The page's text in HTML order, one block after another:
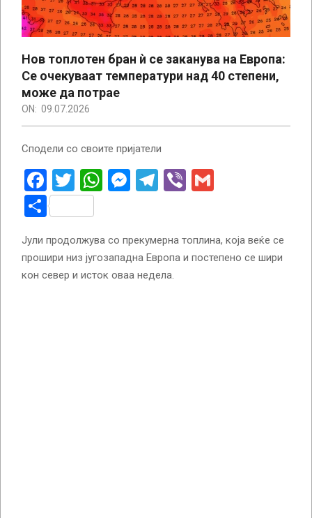
Нов топлотен бран ѝ се заканува на Европа:
Се очекуваат температури над 40 степени,
може да потрае
ON: 09.07.2026
Сподели со своите пријатели
Facebook
Twitter
WhatsApp
Messenger
Telegram
Viber
Share
Јули продолжува со прекумерна топлина, која веќе се
прошири низ југозападна Европа и постепено се шири
кон север и исток оваа недела.